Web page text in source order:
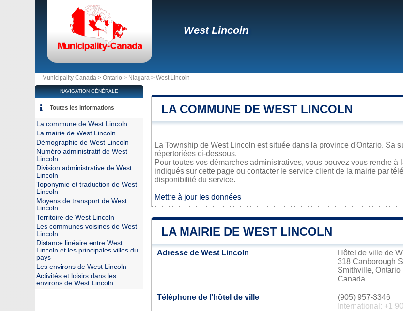
West Lincoln
Municipality Canada > Ontario > Niagara > West Lincoln
LA COMMUNE DE WEST LINCOLN
La Township de West Lincoln est située dans la province d'Ontario. Sa
répertoriées ci-dessous.
Pour toutes vos démarches administratives, vous pouvez vous rendre
indiqués sur cette page ou contacter le service client de la mairie par
disponibilité du service.
Mettre à jour les données
LA MAIRIE DE WEST LINCOLN
Adresse de West Lincoln
Hôtel de ville de
318 Canborough
Smithville, Ontario
Canada
Téléphone de l'hôtel de ville
(905) 957-3346
International: +1
NAVIGATION GÉNÉRALE
Toutes les informations
La commune de West Lincoln
La mairie de West Lincoln
Démographie de West Lincoln
Numéro administratif de West
Lincoln
Division administrative de West
Lincoln
Toponymie et traduction de West
Lincoln
Moyens de transport de West
Lincoln
Territoire de West Lincoln
Les communes voisines de West
Lincoln
Distance linéaire entre West
Lincoln et les principales villes du
pays
Les environs de West Lincoln
Activités et loisirs dans les
environs de West Lincoln